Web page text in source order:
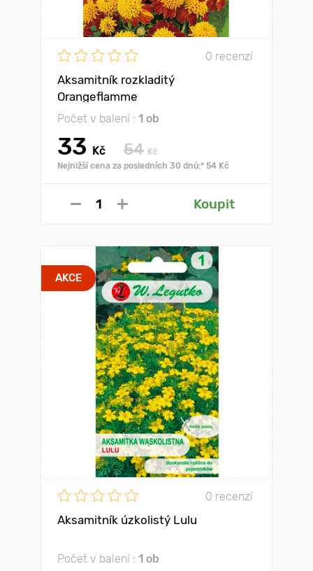
0 recenzí
Aksamitník rozkladitý
Orangeflamme
Počet v balení : 1 ob
33 Kč 54 Kč
Nejnižší cena za posledních 30 dnů:* 54 Kč
Koupit
AKCE
0 recenzí
Aksamitník úzkolistý Lulu
Počet v balení : 1 ob